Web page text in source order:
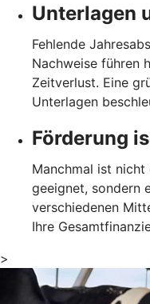
Unterlagen
Fehlende
Nachweise führen
Zeitverlust. Eine
Unterlagen
Förderung
Manchmal ist nicht
geeignet, sondern
verschiedenen
Ihre
>